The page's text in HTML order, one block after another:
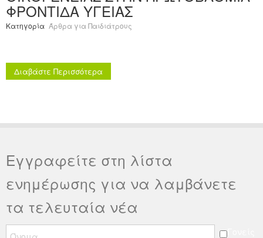
ΦΡΟΝΤΙΔΑ ΥΓΕΙΑΣ
Κατηγορία Άρθρα για Παιδιάτρους
Διαβάστε Περισσότερα
Εγγραφείτε στη λίστα
ενημέρωσης για να λαμβάνετε
τα τελευταία νέα
Γονείς